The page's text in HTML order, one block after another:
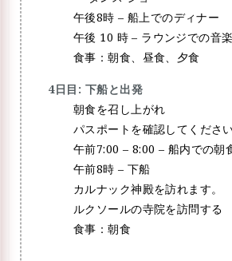
午後8時 – 船上でのディナー
午後 10 時 – ラウンジでの音楽
食事：朝食、昼食、夕食
4日目: 下船と出発
朝食を召し上がれ
パスポートを確認してくださ
午前7:00 – 8:00 – 船内での朝
午前8時 – 下船
カルナック神殿を訪れます。
ルクソールの寺院を訪問する
食事：朝食